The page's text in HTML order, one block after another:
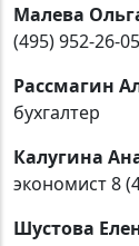
Малева
(495) 952-26-05
Рассмагин
бухгалтер
Калугина
экономист 8
Шустова